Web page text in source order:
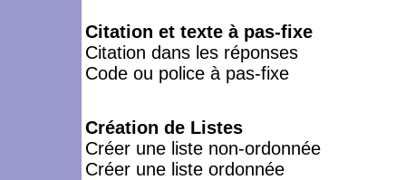
Citation et texte à pas-fixe
Citation dans les réponses
Code ou police à pas-fixe
Création de Listes
Créer une liste non-ordonnée
Créer une liste ordonnée